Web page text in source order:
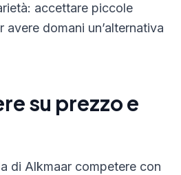
accettare piccole
domani un’alternativa
su prezzo e
di Alkmaar competere con